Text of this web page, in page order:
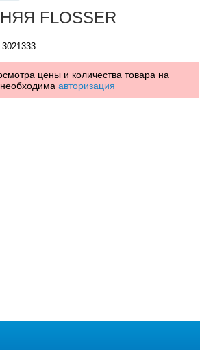
FLOSSER
3021333
цены и количества товара на
авторизация